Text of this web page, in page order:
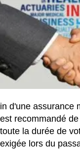
in d'une assurance
est recommandé
toute la durée de
exigée lors du